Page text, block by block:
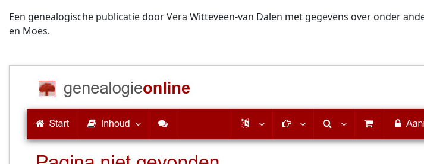
Een genealogische publicatie door Vera Witteveen-van Dalen met gegevens over onder
en Moes.